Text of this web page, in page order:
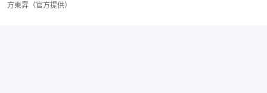
方東昇（官方提供）